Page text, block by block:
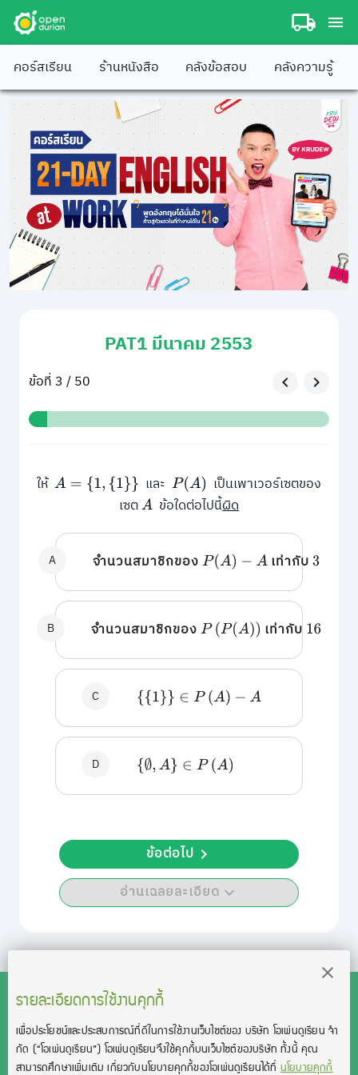
คอร์สเรียน ร้านหนังสือ คลังข้อสอบ คลังความรู้
PAT1 มีนาคม 2553
ข้อที่ 3 / 50
ให้A={1 {1}} และP(A)
เป็นเพาเวอร์เซตของ
เซตA ข้อใดต่อไปนี้ผิด
A จำนวนสมาชิกของP(A)−A เท่ากับ3
B จำนวนสมาชิกของP(P(A)) เท่ากับ 16
C {{1}}∈P (A )−A
D {∅,A}∈ P(A)
อ่านเฉลยละเอียด
ข้อต่อไป
รายละเอียดการใช้งานคุกกี้
เพื่อประโยชน์และประสบการณ์ที่ดีในการใช้งานเว็บไซต์ของ บริษัท โอเพ่นดูเรียน จํา
กัด (“โอเพ่นดูเรียน”)โอเพ่นดูเรียนจึงใช้คุกกี้บนเว็บไซต์ของบริษัท ทั้งนี้ คุณ
สามารถศึกษาเพิ่มเติม เกี่ยวกับนโยบายคุกกี้ของโอเพ่นดูเรียนได้ที่นโยบายคุกกี้
สงวนลิขสิทธิ์โดย บริษัท โอเพ่นดูเรียน จำกัด 2021 ©︎ OpenDurian
Co., Ltd.